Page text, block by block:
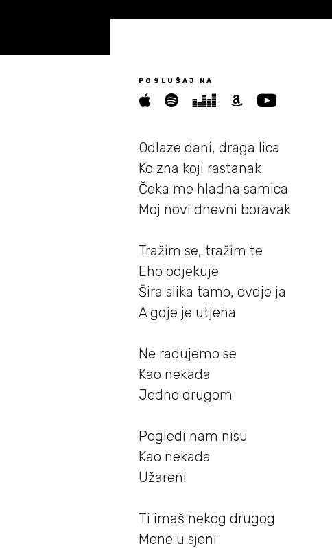
Biografija
Partneri
Kontakt
POSLUŠAJ NA
Odlaze dani, draga lica
Ko zna koji rastanak
Čeka me hladna samica
Moj novi dnevni boravak
Tražim se, tražim te
Eho odjekuje
Šira slika tamo, ovdje ja
A gdje je utjeha
Ne radujemo se
Kao nekada
Jedno drugom
Pogledi nam nisu
Kao nekada
Užareni
Ti imaš nekog drugog
Mene u sjeni